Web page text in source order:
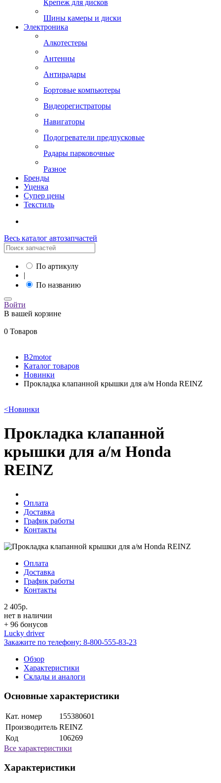
Крепеж для дисков
Шины камеры и диски
Электроника
Алкотестеры
Антенны
Антирадары
Бортовые компьютеры
Видеорегистраторы
Навигаторы
Подогреватели предпусковые
Радары парковочные
Разное
Бренды
Уценка
Супер цены
Текстиль
Весь каталог автозапчастей
По артикулу
|
По названию
Войти
В вашей корзине
0 Товаров
B2motor
Каталог товаров
Новинки
Прокладка клапанной крышки для а/м Honda REINZ
<Новинки
Прокладка клапанной
крышки для а/м Honda
REINZ
Оплата
Доставка
График работы
Контакты
Оплата
Доставка
График работы
Контакты
2 405р.
нет в наличии
+ 96 бонусов
Lucky driver
Закажите по телефону: 8-800-555-83-23
Обзор
Характеристики
Склады и аналоги
Основные характеристики
Кат. номер
155380601
Производитель REINZ
Код
106269
Все характеристики
Характеристики